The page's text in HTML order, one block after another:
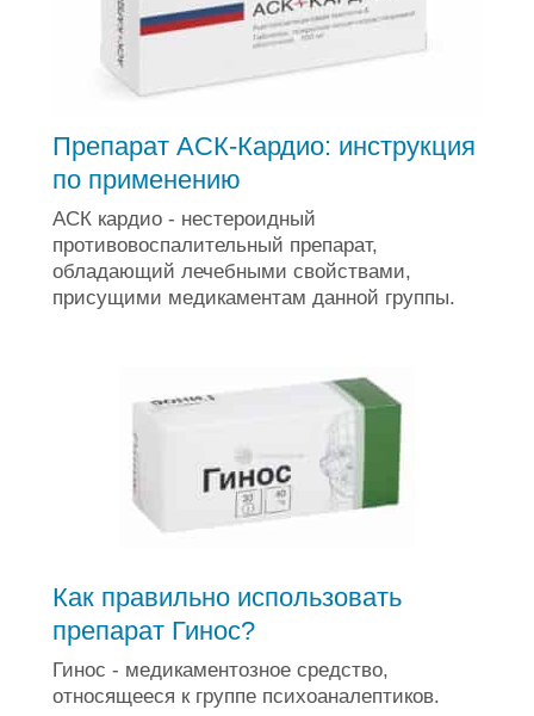
Препарат АСК-Кардио: инструкция
по применению
АСК кардио - нестероидный
противовоспалительный препарат,
обладающий лечебными свойствами,
присущими медикаментам данной группы.
Как правильно использовать
препарат Гинос?
Гинос - медикаментозное средство,
относящееся к группе психоаналептиков.